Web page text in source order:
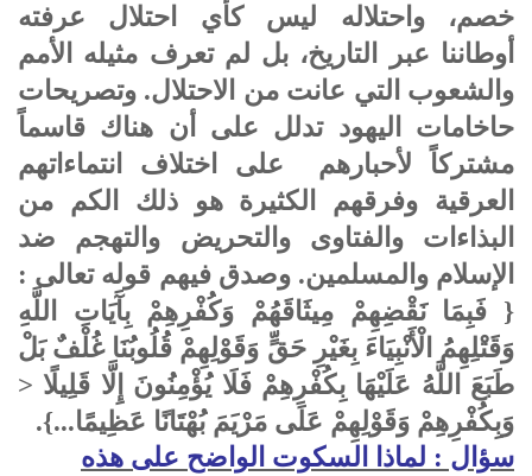
خصم، واحتلاله ليس كأي احتلال عرفته
أوطاننا عبر التاريخ، بل لم تعرف مثيله الأمم
والشعوب التي عانت من الاحتلال. وتصريحات
حاخامات اليهود تدلل على أن هناك قاسماً
مشتركاً لأحبارهم على اختلاف انتماءاتهم
العرقية وفرقهم الكثيرة هو ذلك الكم من
البذاءات والفتاوى والتحريض والتهجم ضد
الإسلام والمسلمين. وصدق فيهم قوله تعالى :
{ فَبِمَا نَقْضِهِمْ مِيثَاقَهُمْ وَكُفْرِهِمْ بِآَيَاتِ اللَّهِ
وَقَتْلِهِمُ الْأَنْبِيَاءَ بِغَيْرِ حَقٍّ وَقَوْلِهِمْ قُلُوبُنَا غُلْفٌ بَلْ
طَبَعَ اللَّهُ عَلَيْهَا بِكُفْرِهِمْ فَلَا يُؤْمِنُونَ إِلَّا قَلِيلًا <
وَبِكُفْرِهِمْ وَقَوْلِهِمْ عَلَى مَرْيَمَ بُهْتَانًا عَظِيمًا...}.
سؤال : لماذا السكوت الواضح على هذه